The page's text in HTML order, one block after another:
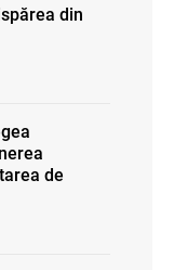
din
de